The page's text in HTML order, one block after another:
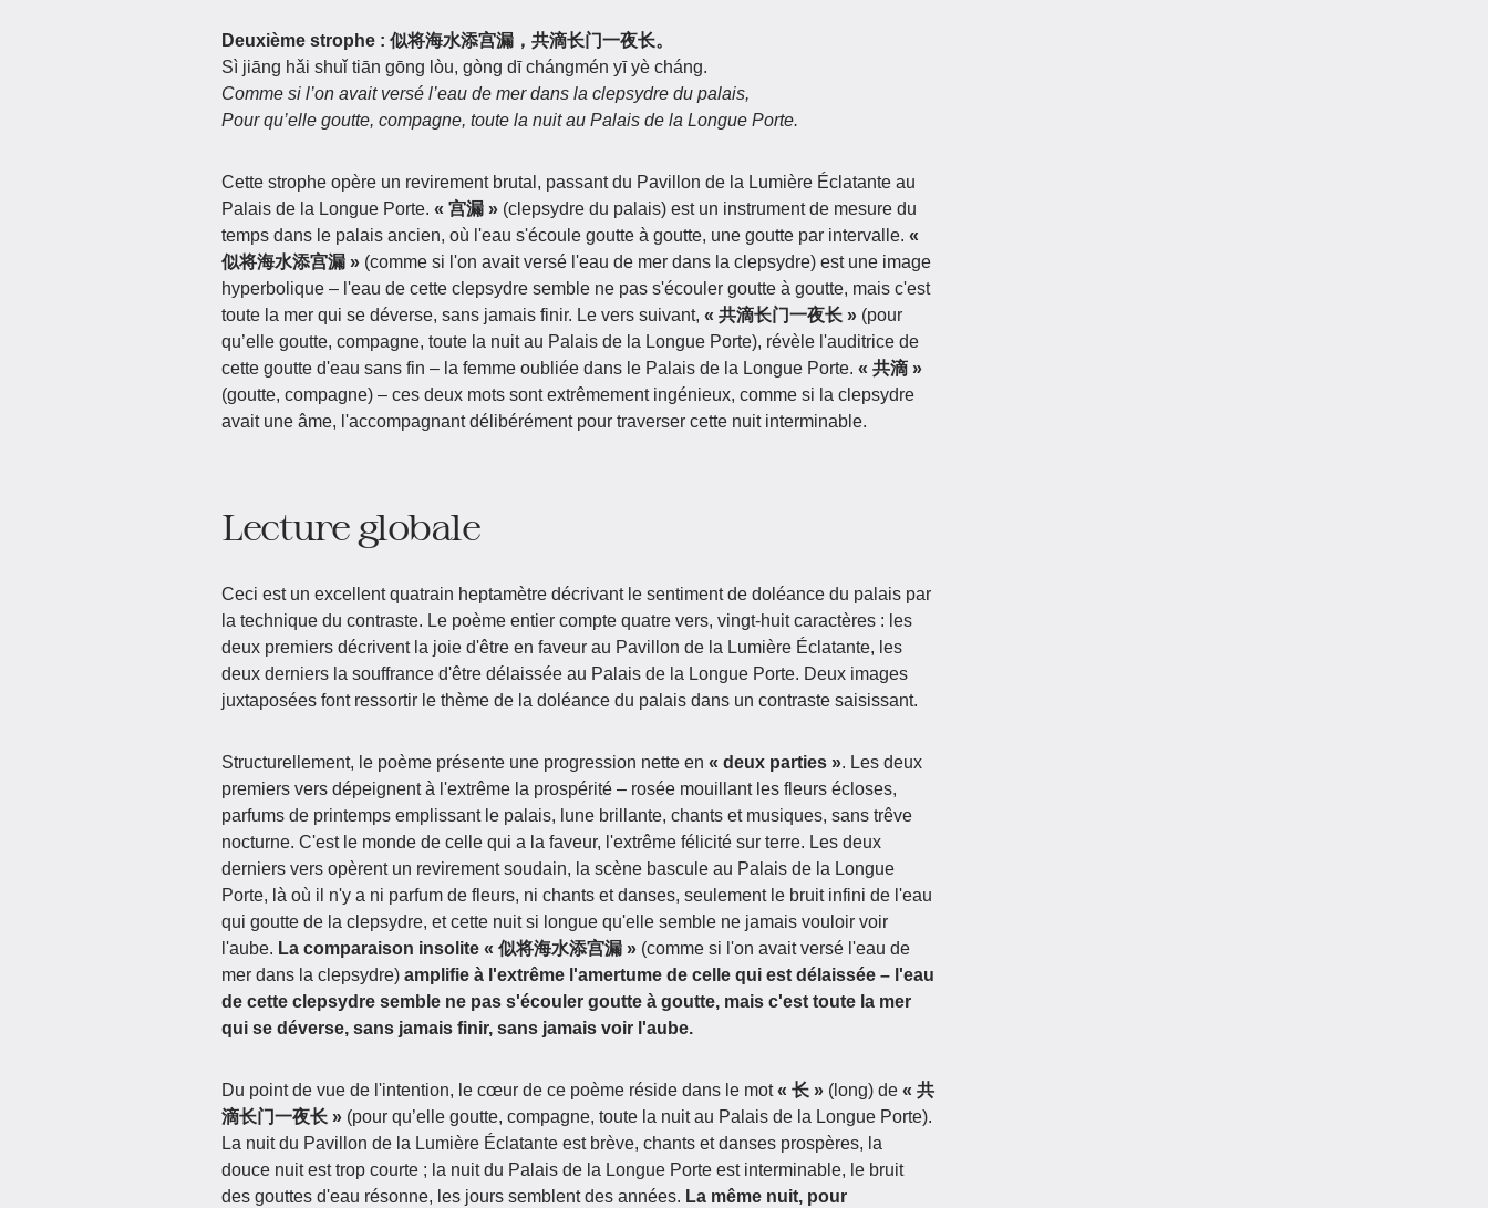
Deuxième strophe : 似将海水添宫漏，共滴长门一夜长。
Sì jiāng hǎi shuǐ tiān gōng lòu, gòng dī chángmén yī yè cháng.
Comme si l’on avait versé l’eau de mer dans la clepsydre du palais,
Pour qu’elle goutte, compagne, toute la nuit au Palais de la Longue Porte.
Cette strophe opère un revirement brutal, passant du Pavillon de la Lumière Éclatante au
Palais de la Longue Porte. « 宫漏 » (clepsydre du palais) est un instrument de mesure du
temps dans le palais ancien, où l'eau s'écoule goutte à goutte, une goutte par intervalle. «
似将海水添宫漏 » (comme si l'on avait versé l'eau de mer dans la clepsydre) est une image
hyperbolique – l'eau de cette clepsydre semble ne pas s'écouler goutte à goutte, mais c'est
toute la mer qui se déverse, sans jamais finir. Le vers suivant, « 共滴长门一夜长 » (pour
qu’elle goutte, compagne, toute la nuit au Palais de la Longue Porte), révèle l'auditrice de
cette goutte d'eau sans fin – la femme oubliée dans le Palais de la Longue Porte. « 共滴 »
(goutte, compagne) – ces deux mots sont extrêmement ingénieux, comme si la clepsydre
avait une âme, l'accompagnant délibérément pour traverser cette nuit interminable.
Lecture globale
Ceci est un excellent quatrain heptamètre décrivant le sentiment de doléance du palais par
la technique du contraste. Le poème entier compte quatre vers, vingt-huit caractères : les
deux premiers décrivent la joie d'être en faveur au Pavillon de la Lumière Éclatante, les
deux derniers la souffrance d'être délaissée au Palais de la Longue Porte. Deux images
juxtaposées font ressortir le thème de la doléance du palais dans un contraste saisissant.
Structurellement, le poème présente une progression nette en « deux parties ». Les deux
premiers vers dépeignent à l'extrême la prospérité – rosée mouillant les fleurs écloses,
parfums de printemps emplissant le palais, lune brillante, chants et musiques, sans trêve
nocturne. C'est le monde de celle qui a la faveur, l'extrême félicité sur terre. Les deux
derniers vers opèrent un revirement soudain, la scène bascule au Palais de la Longue
Porte, là où il n'y a ni parfum de fleurs, ni chants et danses, seulement le bruit infini de l'eau
qui goutte de la clepsydre, et cette nuit si longue qu'elle semble ne jamais vouloir voir
l'aube. La comparaison insolite « 似将海水添宫漏 » (comme si l'on avait versé l'eau de
mer dans la clepsydre) amplifie à l'extrême l'amertume de celle qui est délaissée – l'eau
de cette clepsydre semble ne pas s'écouler goutte à goutte, mais c'est toute la mer
qui se déverse, sans jamais finir, sans jamais voir l'aube.
Du point de vue de l'intention, le cœur de ce poème réside dans le mot« 长 » (long) de « 共
滴长门一夜长 » (pour qu’elle goutte, compagne, toute la nuit au Palais de la Longue Porte).
La nuit du Pavillon de la Lumière Éclatante est brève, chants et danses prospères, la
douce nuit est trop courte ; la nuit du Palais de la Longue Porte est interminable, le bruit
des gouttes d'eau résonne, les jours semblent des années. La même nuit, pour